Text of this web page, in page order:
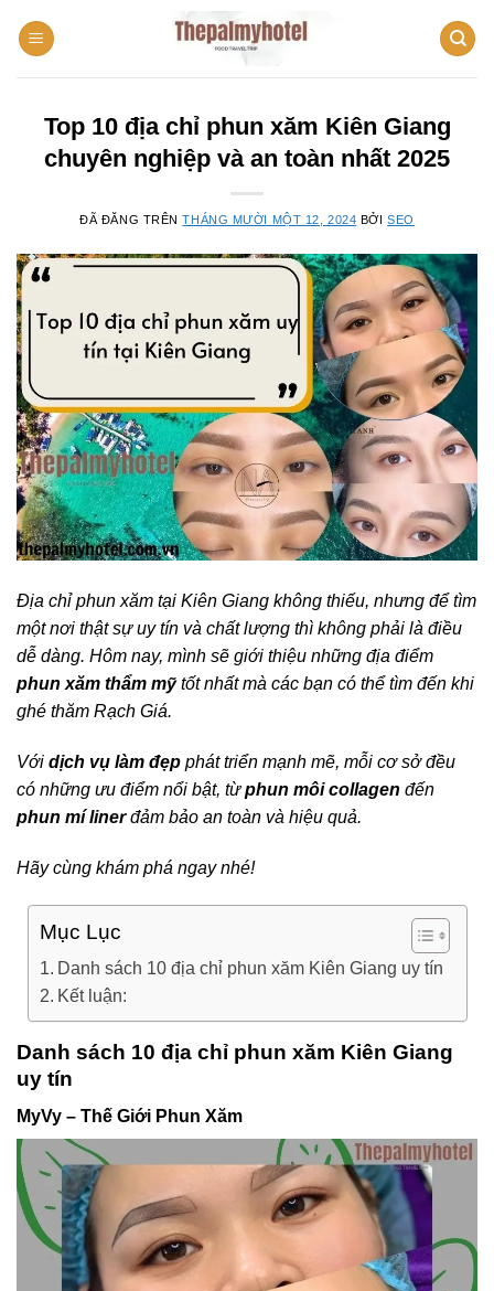
đến
Top 10 địa chỉ phun xăm Kiên Giang
chuyên nghiệp và an toàn nhất 2025
ĐÃ ĐĂNG TRÊNTHÁNG MƯỜI MỘT 12, 2024 BỞISEO
Địa chỉ phun xăm tại Kiên Giang không thiếu, nhưng để tìm
một nơi thật sự uy tín và chất lượng thì không phải là điều
dễ dàng. Hôm nay, mình sẽ giới thiệu những địa điểm
phun xăm thẩm mỹtốt nhất mà các bạn có thể tìm đến khi
ghé thăm Rạch Giá.
Với dịch vụ làm đẹp phát triển mạnh mẽ, mỗi cơ sở đều
có những ưu điểm nổi bật, từphun môi collagen đến
phun mí linerđảm bảo an toàn và hiệu quả.
Hãy cùng khám phá ngay nhé!
Mục Lục
Danh sách 10 địa chỉ phun xăm Kiên Giang uy tín
Kết luận:
Danh sách 10 địa chỉ phun xăm Kiên Giang
uy tín
MyVy – Thế Giới Phun Xăm